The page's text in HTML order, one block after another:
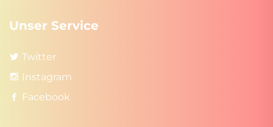
Unser Service
Twitter
Instagram
Facebook